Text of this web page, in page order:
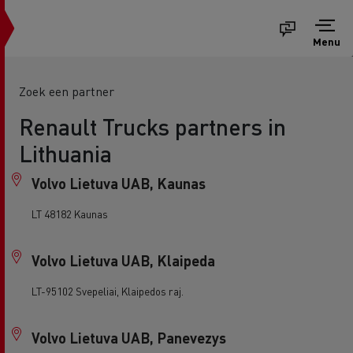
Menu
Zoek een partner
Renault Trucks partners in
Lithuania
Volvo Lietuva UAB, Kaunas
LT 48182 Kaunas
Volvo Lietuva UAB, Klaipeda
LT-95102 Svepeliai, Klaipedos raj.
Volvo Lietuva UAB, Panevezys